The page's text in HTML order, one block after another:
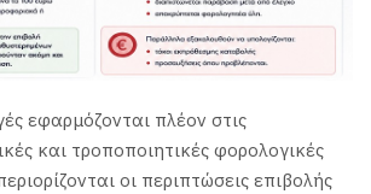
εφαρμόζονται πλέον στις
και τροποποιητικές φορολογικές
οι περιπτώσεις επιβολής